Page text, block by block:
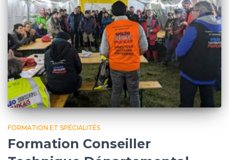
FORMATION ET SPÉCIALITÉS
Formation Conseiller